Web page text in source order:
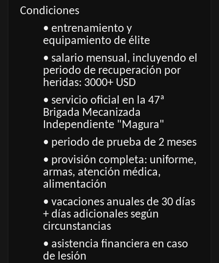
Condiciones
• entrenamiento y
equipamiento de élite
• salario mensual, incluyendo el
periodo de recuperación por
heridas: 3000+ USD
• servicio oficial en la 47ª
Brigada Mecanizada
Independiente "Magura"
• periodo de prueba de 2 meses
• provisión completa: uniforme,
armas, atención médica,
alimentación
• vacaciones anuales de 30 días
+ días adicionales según
circunstancias
• asistencia financiera en caso
de lesión